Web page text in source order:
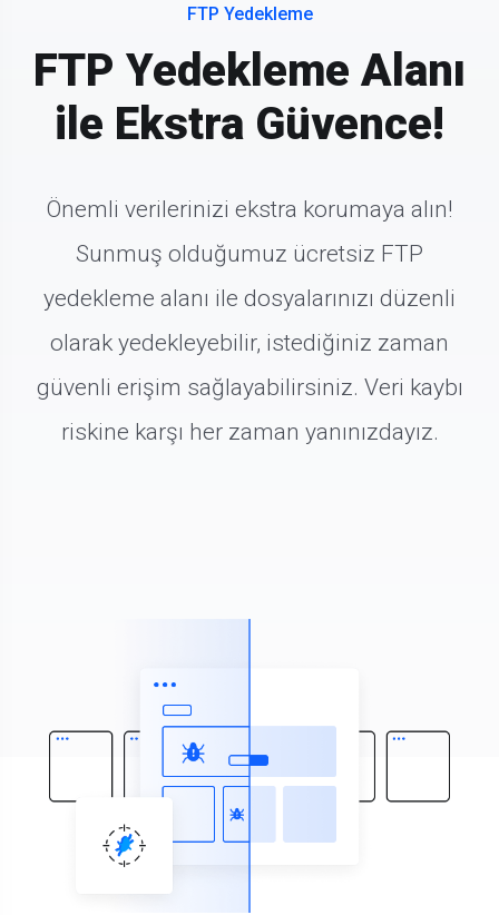
FTP Yedekleme
FTP Yedekleme Alanı
ile Ekstra Güvence!
Önemli verilerinizi ekstra korumaya alın!
Sunmuş olduğumuz ücretsiz FTP
yedekleme alanı ile dosyalarınızı düzenli
olarak yedekleyebilir, istediğiniz zaman
güvenli erişim sağlayabilirsiniz. Veri kaybı
riskine karşı her zaman yanınızdayız.